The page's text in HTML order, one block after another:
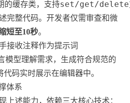
的缓存类，支持set/get/delete
完整代码。开发者仅需审查和微
短至10秒。
接收注释作为提示词
模型理解需求，生成符合规范的
码实时展示在编辑器中。
体系
上述能力，依赖三大核心技术：